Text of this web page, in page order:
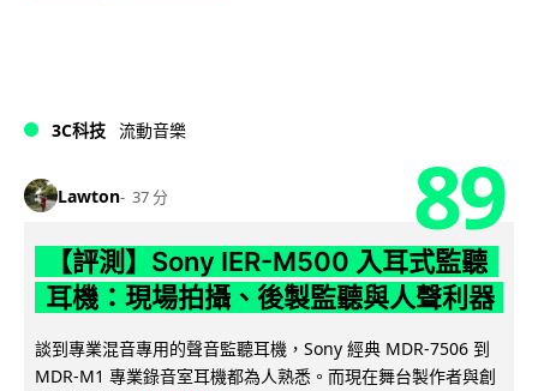
3C科技 流動音樂
Lawton 37 分 89
【評測】Sony IER-M500 入耳式監聽
耳機：現場拍攝、後製監聽與人聲利器
談到專業混音專用的聲音監聽耳機，Sony 經典 MDR-7506 到
MDR-M1 專業錄音室耳機都為人熟悉。而現在舞台製作者與創